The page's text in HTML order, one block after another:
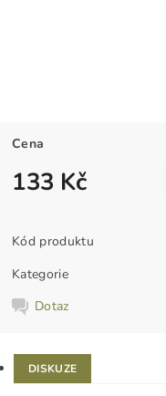
Cena
133 Kč
Kód produktu
Kategorie
Dotaz
DISKUZE